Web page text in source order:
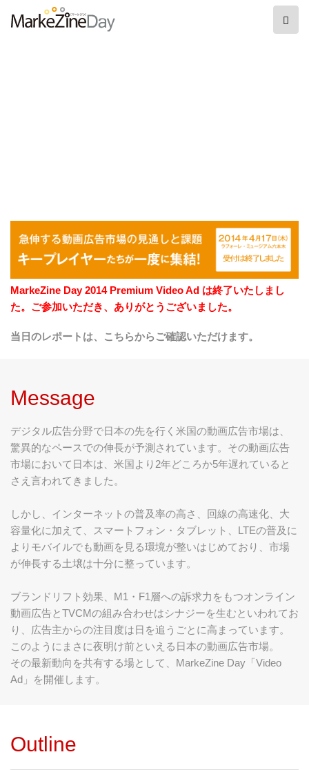
Toggle
MarkeZine Day 2014 Premium Video Ad は終了いたしまし
た。ご参加いただき、ありがとうございました。
当日のレポートは、 こちらからご確認いただけます。
Message
デジタル広告分野で日本の先を行く米国の動画広告市場は、
驚異的なペースでの伸長が予測されています。その動画広告
市場において日本は、米国より2年どころか5年遅れていると
さえ言われてきました。
しかし、インターネットの普及率の高さ、回線の高速化、大
容量化に加えて、スマートフォン・タブレット、LTEの普及に
よりモバイルでも動画を見る環境が整いはじめており、市場
が伸長する土壌は十分に整っています。
ブランドリフト効果、M1・F1層への訴求力をもつオンライン
動画広告とTVCMの組み合わせはシナジーを生むといわれてお
り、広告主からの注目度は日を追うごとに高まっています。
このようにまさに夜明け前といえる日本の動画広告市場。
その最新動向を共有する場として、MarkeZine Day「Video
Ad」を開催します。
Outline